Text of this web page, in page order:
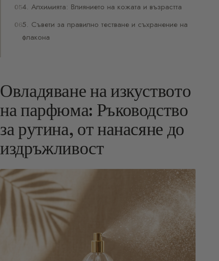
4. Алхимията: Влиянието на кожата и възрастта
5. Съвети за правилно тестване и съхранение на
флакона
Овладяване на изкуството
на парфюма: Ръководство
за рутина, от нанасяне до
издръжливост